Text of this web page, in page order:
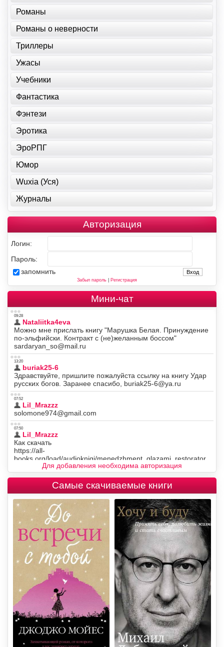
Романы
Романы о неверности
Триллеры
Ужасы
Учебники
Фантастика
Фэнтези
Эротика
ЭроРПГ
Юмор
Wuxia (Уся)
Журналы
Авторизация
Логин:
Пароль:
запомнить
Забыл пароль| Регистрация
Мини-чат
Для добавления необходима авторизация
Самые скачиваемые книги